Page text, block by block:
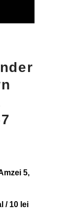
5,
/ 10 lei